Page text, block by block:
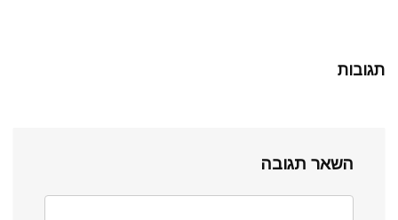
תגובות
השאר תגובה